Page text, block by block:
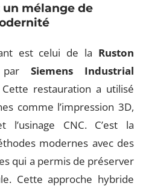
un mélange de
est celui de la Ruston
par Siemens Industrial
restauration a utilisé
comme l’impression 3D,
CNC. C’est la
modernes avec des
qui a permis de préserver
Cette approche hybride